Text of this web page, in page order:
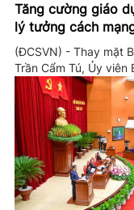
Tăng cường giáo
lý tưởng cách
ý thức công dân
dục quốc dân
(ĐCSVN) - Thay mặt
Trần Cẩm Tú, Ủy viên